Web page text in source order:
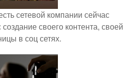
сетевой компании сейчас
своего контента, своей
в соц сетях.